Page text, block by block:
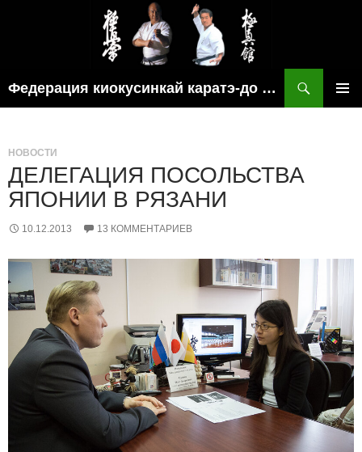
Федерация киокусинкай каратэ-до рязанской области
НОВОСТИ
ДЕЛЕГАЦИЯ ПОСОЛЬСТВА
ЯПОНИИ В РЯЗАНИ
10.12.2013 13 КОММЕНТАРИЕВ